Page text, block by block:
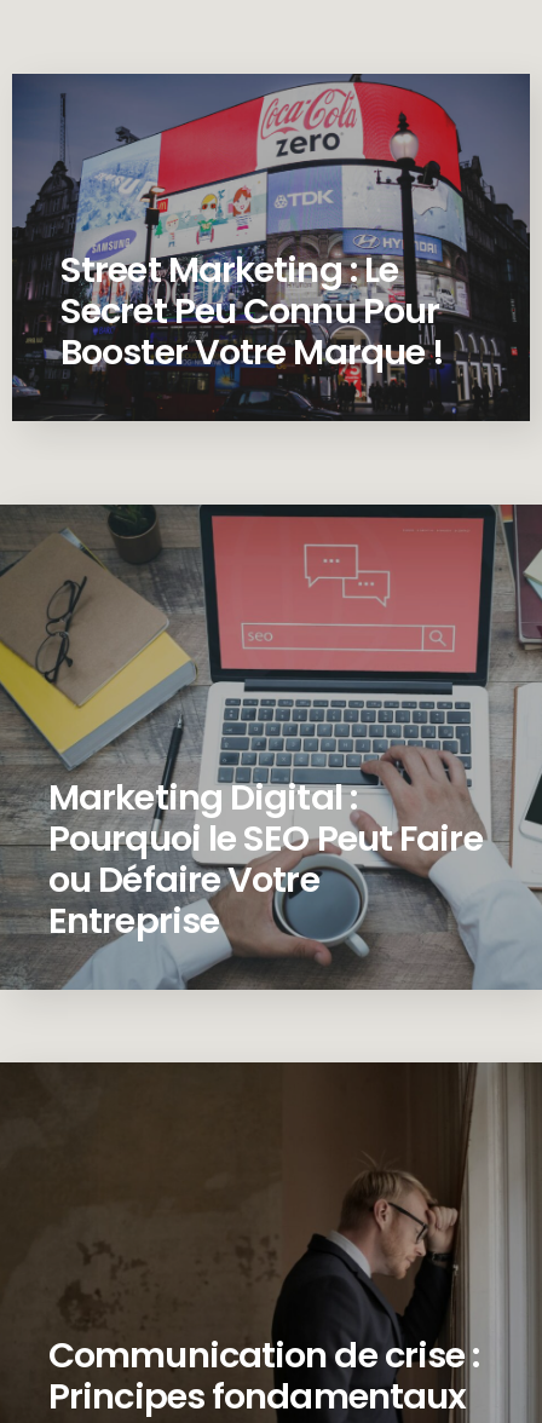
Street Marketing : Le
Secret Peu Connu Pour
Booster Votre Marque !
Marketing Digital :
Pourquoi le SEO Peut Faire
ou Défaire Votre
Entreprise
Communication de crise :
Principes fondamentaux